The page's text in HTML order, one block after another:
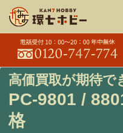
PC-9801 /
格